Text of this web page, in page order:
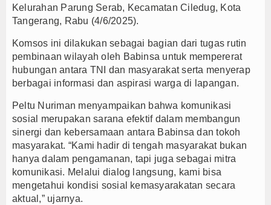
Beri Penjelasan
Dana Tetap Aman
Anggarannya
Solid dan Bermartabat
Juara Piala Presiden 2026
sebagai Hub Pangan dan Perdagangan Global
Saat Nobar Persib vs Persebaya
Bali Lestari Hasilkan 10 Ton Gabah
Produk Hilir Segera Hadir
Beri Penjelasan
Kelurahan Parung Serab, Kecamatan Ciledug, Kota
Tangerang, Rabu (4/6/2025).
Komsos ini dilakukan sebagai bagian dari tugas rutin
pembinaan wilayah oleh Babinsa untuk mempererat
hubungan antara TNI dan masyarakat serta menyerap
berbagai informasi dan aspirasi warga di lapangan.
Peltu Nuriman menyampaikan bahwa komunikasi
sosial merupakan sarana efektif dalam membangun
sinergi dan kebersamaan antara Babinsa dan tokoh
masyarakat. “Kami hadir di tengah masyarakat bukan
hanya dalam pengamanan, tapi juga sebagai mitra
komunikasi. Melalui dialog langsung, kami bisa
mengetahui kondisi sosial kemasyarakatan secara
aktual,” ujarnya.